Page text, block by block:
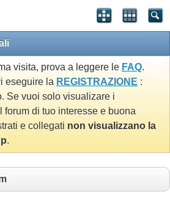
visita, prova a leggere le FAQ.
eseguire la REGISTRAZIONE :
Se vuoi solo visualizare i
forum di tuo interesse e buona
e collegati non visualizzano la
.